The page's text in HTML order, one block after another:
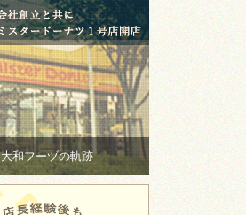
大和フーヅの軌跡